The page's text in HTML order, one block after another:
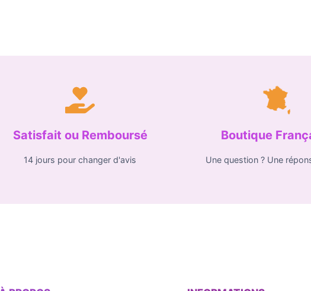
Satisfait ou Remboursé
14 jours pour changer d'avis
Boutique
Une question ? Une